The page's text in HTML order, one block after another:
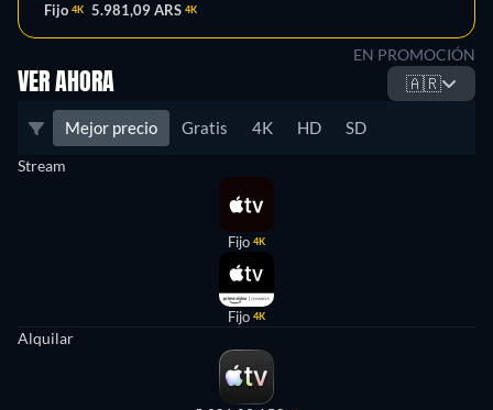
Fijo 4K 5.981,09 ARS 4K
EN PROMOCIÓN
VER AHORA 🇦🇷
Mejor precio Gratis 4K HD SD
Stream
Fijo 4K
Fijo 4K
Alquilar